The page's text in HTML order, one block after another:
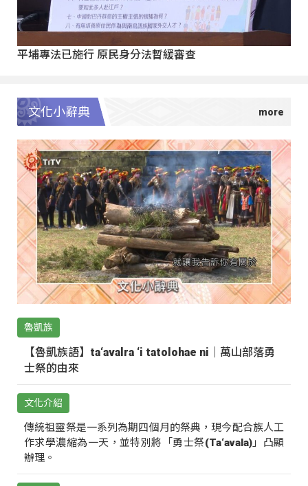
平埔專法已施行 原民身分法暫緩審查
文化小辭典
魯凱族
【魯凱族語】ta‘avalra ‘i tatolohae ni｜萬山部落勇
士祭的由來
文化介紹
傳統祖靈祭是一系列為期四個月的祭典，現今配合族人工
作求學濃縮為一天，並特別將「勇士祭(Ta‘avala)」凸顯
辦理。